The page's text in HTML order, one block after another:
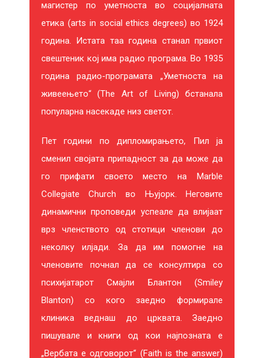
магистер по уметноста во социјалната
етика (arts in social ethics degrees) во 1924
година. Истата таа година станал првиот
свештеник кој има радио програма. Во 1935
година радио-програмата „Уметноста на
живеењето“ (The Art of Living) бстанала
популарна насекаде низ светот.
Пет години по дипломирањето, Пил ја
сменил својата припадност за да може да
го прифати своето место на Marble
Collegiate Church во Њујорк. Неговите
динамични проповеди успеале да влијаат
врз членството од стотици членови до
неколку илјади. За да им помогне на
членовите почнал да се консултира со
психијатарот Смајли Блантон (Smiley
Blanton) со кого заедно формирале
клиника веднаш до црквата. Заедно
пишувале и книги од кои најпозната е
„Вербата е одговорот“ (Faith is the answer)
МАГИЈАТА НА ВЕРУВАЊЕТО
350 ден. 250 ден. -100 ден.
ДОДАДИ ВО КОШНИЧКА